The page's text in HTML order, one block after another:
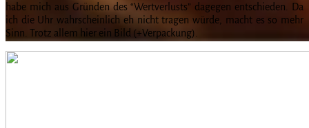
habe mich aus Gründen des “Wertverlusts” dagegen entschieden. Da
ich die Uhr wahrscheinlich eh nicht tragen würde, macht es so mehr
Sinn. Trotz allem hier ein Bild (+Verpackung).